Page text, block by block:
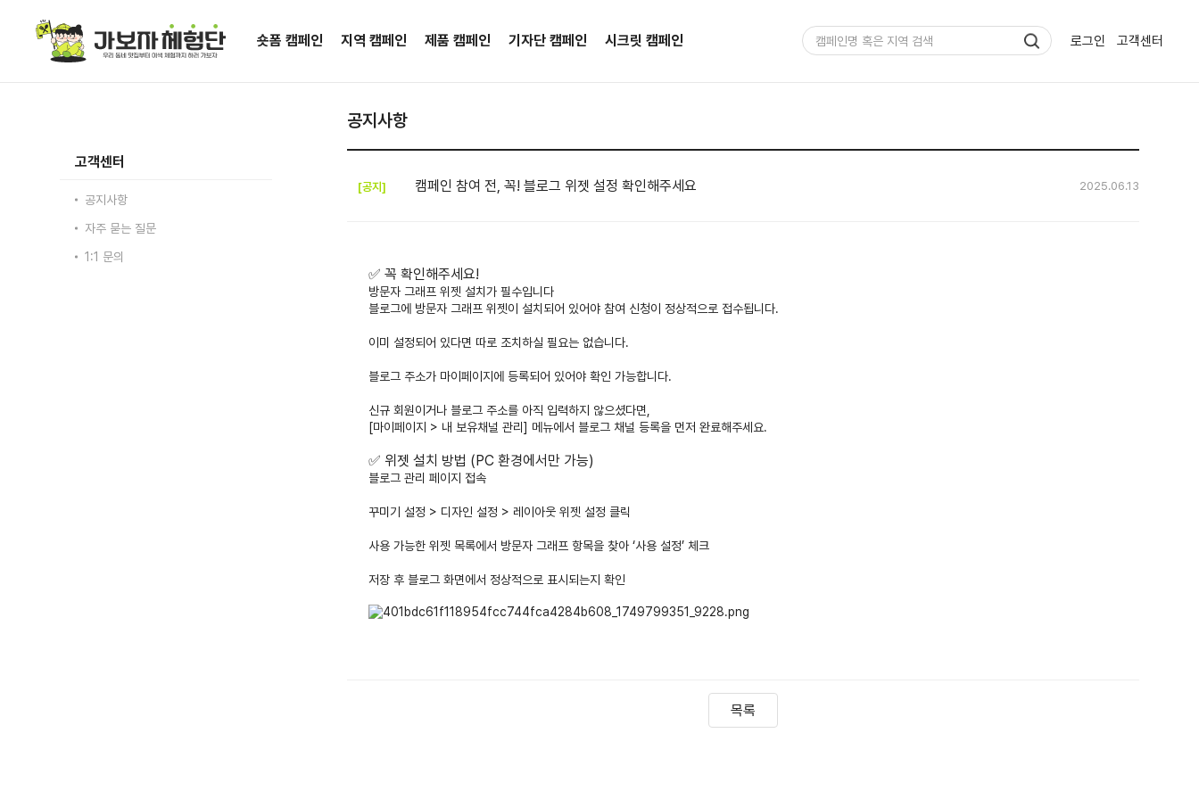
숏폼 캠페인 지역 캠페인 제품 캠페인 기자단 캠페인 시크릿 캠페인 검색
검색
검색검색로그인 고객센터
고객센터
공지사항
자주 묻는 질문
1:1 문의
공지사항
[공지] 캠페인 참여 전, 꼭! 블로그 위젯 설정 확인해주세요 2025.06.13
✅ 꼭 확인해주세요!
방문자 그래프 위젯 설치가 필수입니다
블로그에 방문자 그래프 위젯이 설치되어 있어야 참여 신청이 정상적으로 접수됩니다.
이미 설정되어 있다면 따로 조치하실 필요는 없습니다.
블로그 주소가 마이페이지에 등록되어 있어야 확인 가능합니다.
신규 회원이거나 블로그 주소를 아직 입력하지 않으셨다면,
[마이페이지 > 내 보유채널 관리] 메뉴에서 블로그 채널 등록을 먼저 완료해주세요.
✅ 위젯 설치 방법 (PC 환경에서만 가능)
블로그 관리 페이지 접속
꾸미기 설정 > 디자인 설정 > 레이아웃 위젯 설정 클릭
사용 가능한 위젯 목록에서 방문자 그래프 항목을 찾아 ‘사용 설정’ 체크
저장 후 블로그 화면에서 정상적으로 표시되는지 확인
목록